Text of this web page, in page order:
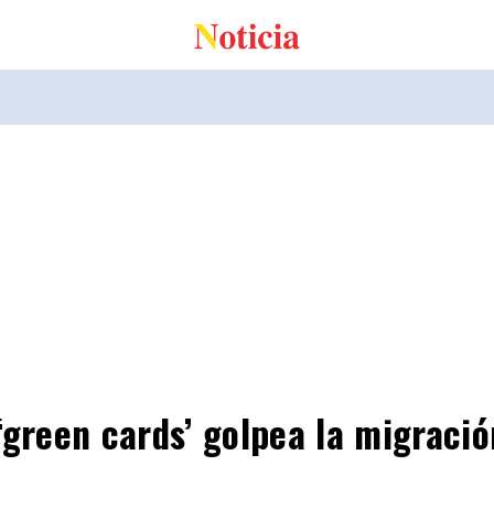
cards’ golpea la